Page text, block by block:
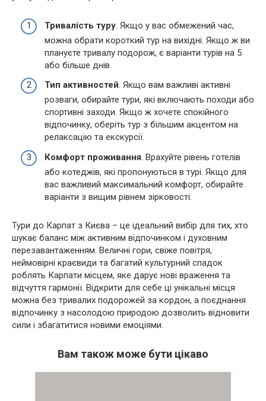
Тривалість туру. Якщо у вас обмежений час,
можна обрати короткий тур на вихідні. Якщо ж ви
плануєте тривалу подорож, є варіанти турів на 5
або більше днів.
Тип активностей. Якщо вам важливі активні
розваги, обирайте тури, які включають походи або
спортивні заходи. Якщо ж хочете спокійного
відпочинку, оберіть тур з більшим акцентом на
релаксацію та екскурсії.
Комфорт проживання. Врахуйте рівень готелів
або котеджів, які пропонуються в турі. Якщо для
вас важливий максимальний комфорт, обирайте
варіанти з вищим рівнем зірковості.
Тури до Карпат з Києва – це ідеальний вибір для тих, хто
шукає баланс між активним відпочинком і духовним
перезавантаженням. Величні гори, свіже повітря,
неймовірні краєвиди та багатий культурний спадок
роблять Карпати місцем, яке дарує нові враження та
відчуття гармонії. Відкрити для себе ці унікальні місця
можна без тривалих подорожей за кордон, а поєднання
відпочинку з насолодою природою дозволить відновити
сили і збагатитися новими емоціями.
Вам також може бути цікаво